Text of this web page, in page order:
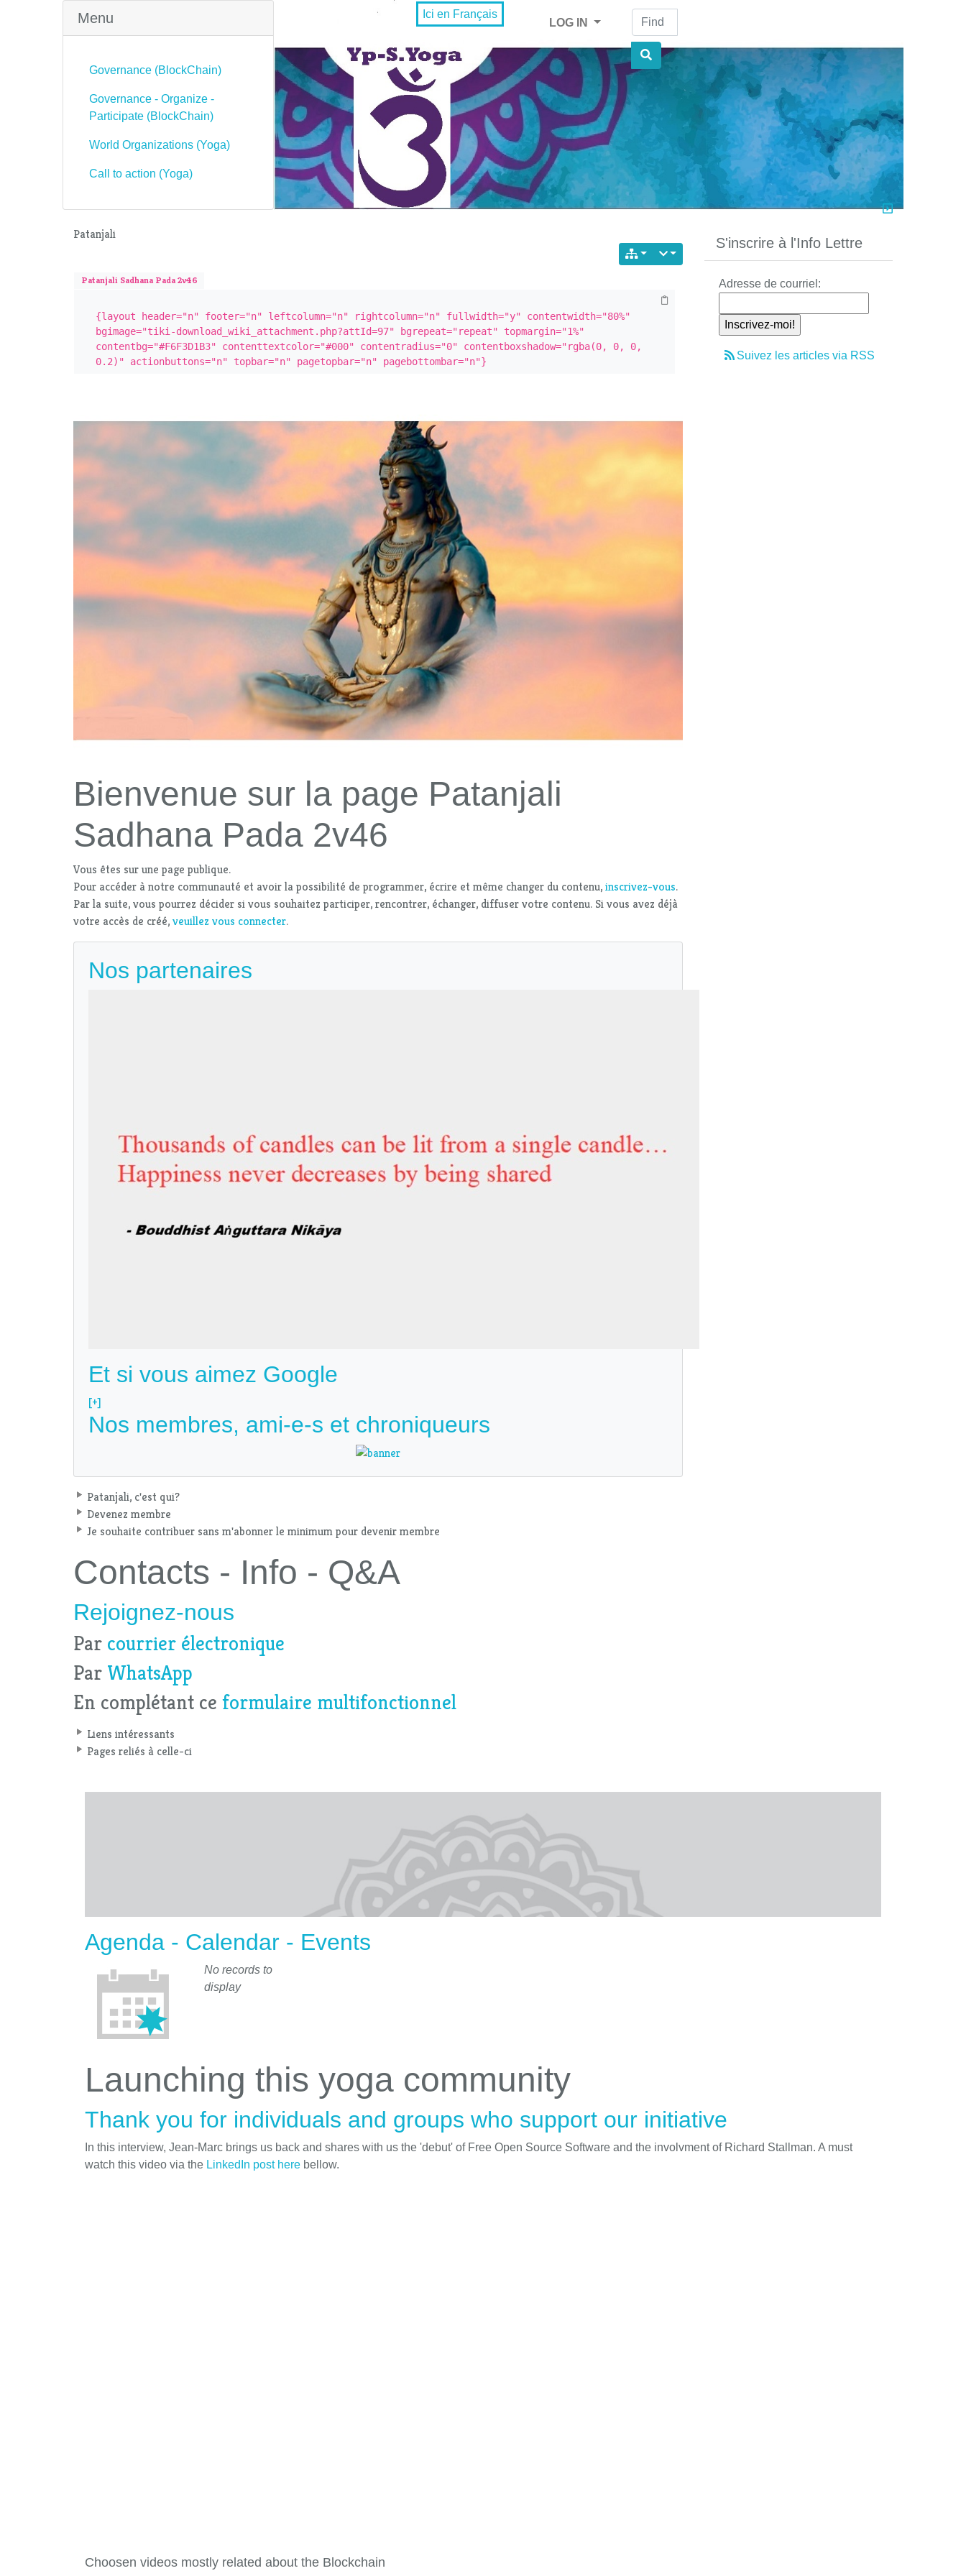
Menu
Governance (BlockChain)
Governance - Organize -
Participate (BlockChain)
World Organizations (Yoga)
Call to action (Yoga)
Ici en Français
LOG IN
Find
Patanjali
Patanjali Sadhana Pada 2v46
{layout header="n" footer="n" leftcolumn="n" rightcolumn="n" fullwidth="y" contentwidth="80%"
bgimage="tiki-download_wiki_attachment.php?attId=97" bgrepeat="repeat" topmargin="1%"
contentbg="#F6F3D1B3" contenttextcolor="#000" contentradius="0" contentboxshadow="rgba(0, 0, 0,
0.2)" actionbuttons="n" topbar="n" pagetopbar="n" pagebottombar="n"}
Bienvenue sur la page Patanjali
Sadhana Pada 2v46
Vous êtes sur une page publique.
Pour accéder à notre communauté et avoir la possibilité de programmer, écrire et même changer du contenu,inscrivez-vous.
Par la suite, vous pourrez décider si vous souhaitez participer, rencontrer, échanger, diffuser votre contenu. Si vous avez déjà
votre accès de créé,veuillez vous connecter.
Nos partenaires
Et si vous aimez Google
[+]
Nos membres, ami-e-s et chroniqueurs
Patanjali, c'est qui?
Devenez membre
Je souhaite contribuer sans m'abonner le minimum pour devenir membre
Contacts - Info - Q&A
Rejoignez-nous
Par courrier électronique
Par WhatsApp
En complétant ce formulaire multifonctionnel
Liens intéressants
Pages reliés à celle-ci
S'inscrire à l'Info Lettre
Adresse de courriel:
Suivez les articles via RSS
Agenda - Calendar - Events
No records to
display
Launching this yoga community
Thank you for individuals and groups who support our initiative
In this interview, Jean-Marc brings us back and shares with us the 'debut' of Free Open Source Software and the involvment of Richard Stallman. A must
watch this video via the LinkedIn post here bellow.
Choosen videos mostly related about the Blockchain